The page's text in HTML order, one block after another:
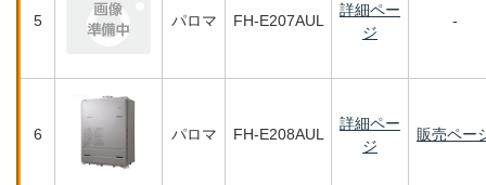
5 パロマ FH-E207AUL
詳細ペー
ジ
-
6 パロマ FH-E208AUL
詳細ペー
ジ
販売ペー